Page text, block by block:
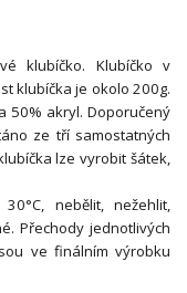
klubíčko. Klubíčko v
klubíčka je okolo 200g.
50% akryl. Doporučený
ze tří samostatných
lze vyrobit šátek,
nebělit, nežehlit,
Přechody jednotlivých
ve finálním výrobku